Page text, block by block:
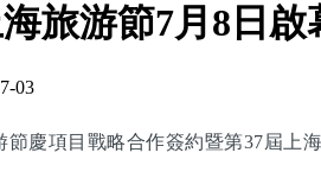
旅游節7月8日啟
03
節慶項目戰略合作簽約暨第37屆上